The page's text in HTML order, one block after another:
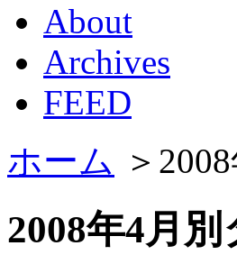
About
Archives
FEED
ホーム ＞
2008年4月別